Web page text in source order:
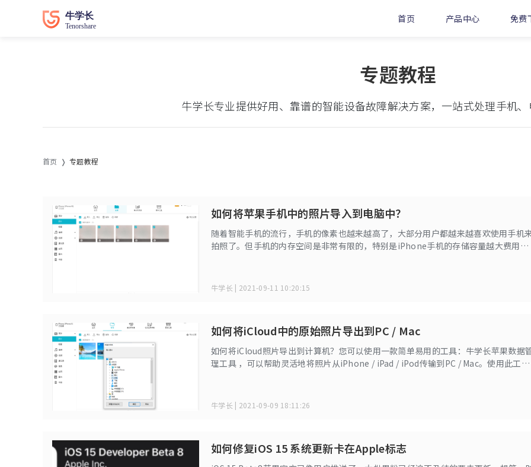
首页 产品中心 免费
专题教程
牛学长专业提供好用、靠谱的智能设备故障解决方案，一站式处理手机、
首页 专题教程
如何将苹果手机中的照片导入到电脑中？
随着智能手机的流行，手机的像素也越来越高了，大部分用户都越来越喜欢使用手机
拍照了。但手机的内存空间是非常有限的，特别是iPhone手机的存储容量越大费用相
牛学长 | 2021-09-11 10:20:15
如何将iCloud中的原始照片导出到PC / Mac
如何将iCloud照片导出到计算机？您可以使用一款简单易用的工具：牛学长苹果数据
理工具 ，可以帮助灵活地将照片从iPhone / iPad / iPod传输到PC / Mac。使用此工具
牛学长 | 2021-09-09 18:11:26
如何修复iOS 15 系统更新卡在Apple标志